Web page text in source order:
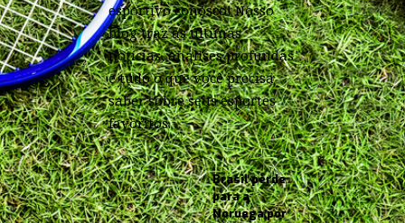
esportivo conosco! Nosso
blog traz as últimas
notícias, análises profundas
e tudo o que você precisa
saber sobre seus esportes
favoritos.
Brasil perde
para a
Noruega por